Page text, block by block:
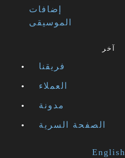
إضافات
الموسيقى
آخر
فريقنا
العملاء
مدونة
الصفحة السرية
English